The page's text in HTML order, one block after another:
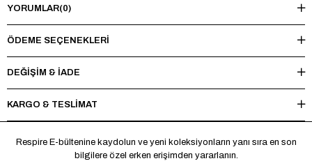
YORUMLAR(0)
ÖDEME SEÇENEKLERI
DEĞİŞİM & İADE
KARGO & TESLİMAT
Respire E-bültenine kaydolun ve yeni koleksiyonların yanı sıra en son
bilgilere özel erken erişimden yararlanın.